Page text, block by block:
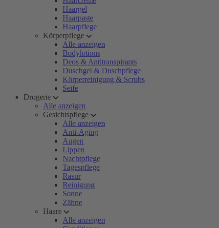
Haargel
Haarpaste
Haarpflege
Körperpflege
Alle anzeigen
Bodylotions
Deos & Antitranspirants
Duschgel & Duschpflege
Körperreinigung & Scrubs
Seife
Drogerie
Alle anzeigen
Gesichtspflege
Alle anzeigen
Anti-Aging
Augen
Lippen
Nachtpflege
Tagespflege
Rasur
Reinigung
Sonne
Zähne
Haare
Alle anzeigen